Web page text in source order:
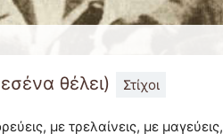
θέλει) Στίχοι
με τρελαίνεις, με μαγεύεις,